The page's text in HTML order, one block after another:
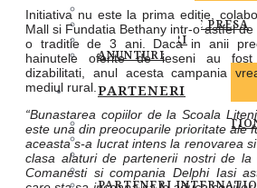
STIRI
COMUNICATE DE PRESA
INFO MEMBRI
ANUNTURI
PARTENERI
PARTENERI
PARTENERI MEDIA
SOCIETATEA CIVILA
SPONSORI SI DONATORI
PARTENERI
Initiativa nu este la prima editie,
Mall si Fundatia Bethany intr-o astfel
o traditie de 3 ani. Daca in anii
hainutele oferite de ieseni au
dizabilitati, anul acesta campania
mediul rural.
“Bunastarea copiilor de la Scoala
este una din preocuparile prioritate ale
aceasta s-a lucrat intens la renovarea
clasa alaturi de partenerii nostri de la
Comanesti si compania Delphi Iasi